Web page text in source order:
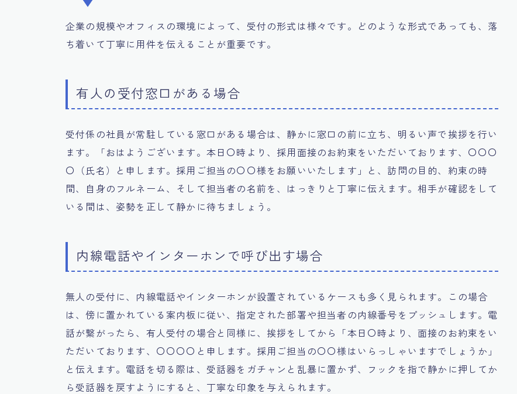
企業の規模やオフィスの環境によって、受付の形式は様々です。どのような形式であっても、落
ち着いて丁寧に用件を伝えることが重要です。
有人の受付窓口がある場合
受付係の社員が常駐している窓口がある場合は、静かに窓口の前に立ち、明るい声で挨拶を行い
ます。「おはようございます。本日〇時より、採用面接のお約束をいただいております、〇〇〇
〇（氏名）と申します。採用ご担当の〇〇様をお願いいたします」と、訪問の目的、約束の時
間、自身のフルネーム、そして担当者の名前を、はっきりと丁寧に伝えます。相手が確認をして
いる間は、姿勢を正して静かに待ちましょう。
内線電話やインターホンで呼び出す場合
無人の受付に、内線電話やインターホンが設置されているケースも多く見られます。この場合
は、傍に置かれている案内板に従い、指定された部署や担当者の内線番号をプッシュします。電
話が繋がったら、有人受付の場合と同様に、挨拶をしてから「本日〇時より、面接のお約束をい
ただいております、〇〇〇〇と申します。採用ご担当の〇〇様はいらっしゃいますでしょうか」
と伝えます。電話を切る際は、受話器をガチャンと乱暴に置かず、フックを指で静かに押してか
ら受話器を戻すようにすると、丁寧な印象を与えられます。